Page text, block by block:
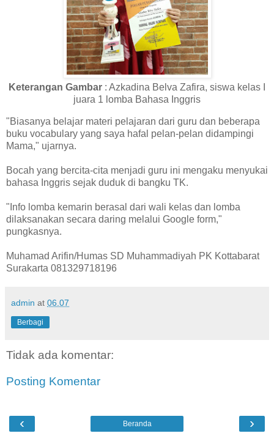
Keterangan Gambar : Azkadina Belva Zafira, siswa kelas I
juara 1 lomba Bahasa Inggris
"Biasanya belajar materi pelajaran dari guru dan beberapa
buku vocabulary yang saya hafal pelan-pelan didampingi
Mama," ujarnya.
Bocah yang bercita-cita menjadi guru ini mengaku menyukai
bahasa Inggris sejak duduk di bangku TK.
"Info lomba kemarin berasal dari wali kelas dan lomba
dilaksanakan secara daring melalui Google form,"
pungkasnya.
Muhamad Arifin/Humas SD Muhammadiyah PK Kottabarat
Surakarta 081329718196
admin at 06.07
Berbagi
Tidak ada komentar:
Posting Komentar
‹ ›
Beranda